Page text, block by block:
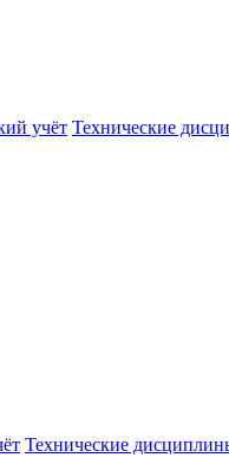
учёт Технические
Технические